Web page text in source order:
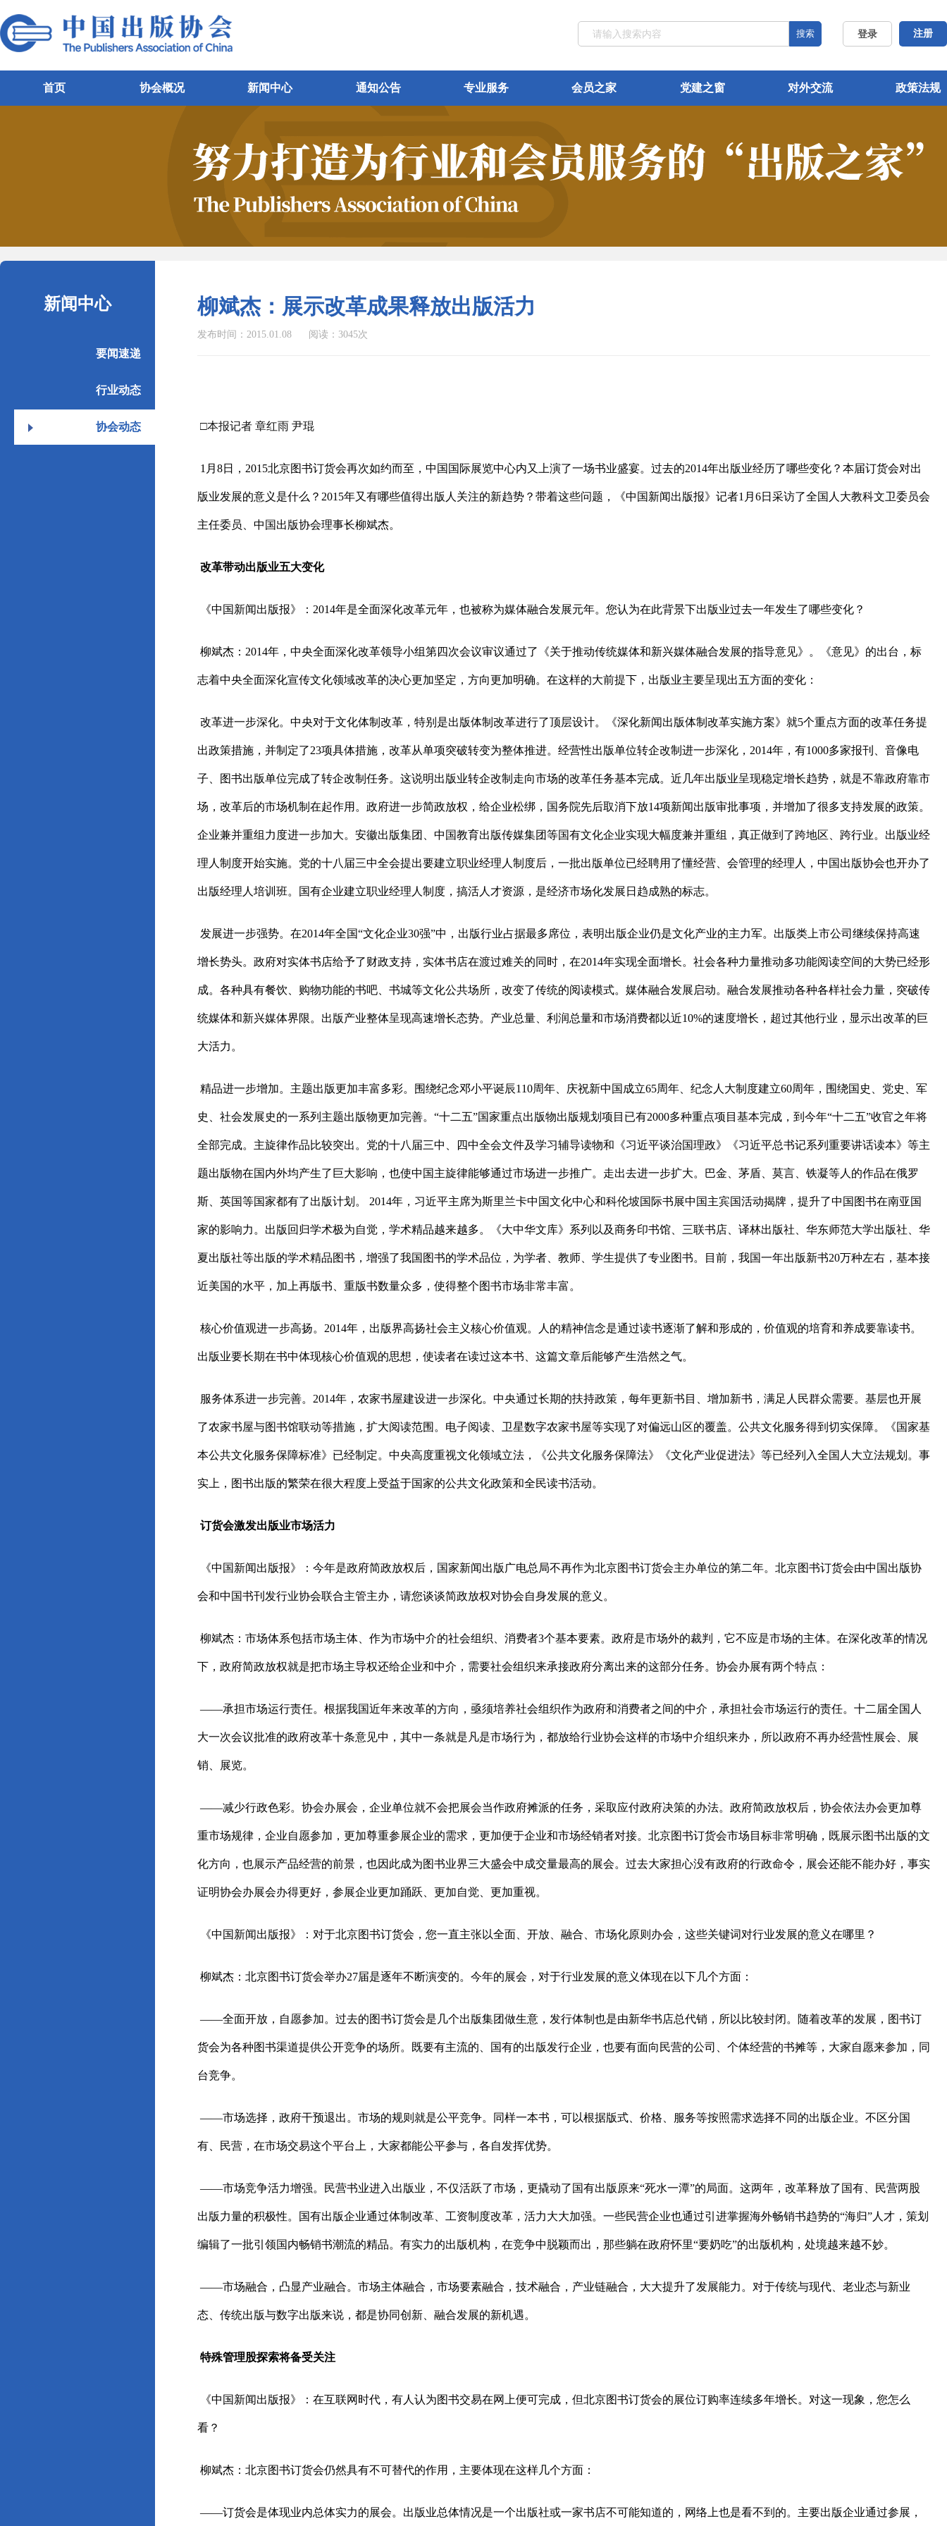
登录 注册
搜索
首页 协会概况 新闻中心 通知公告 专业服务 会员之家 党建之窗 对外交流 政策法规
新闻中心
要闻速递
行业动态
协会动态
柳斌杰：展示改革成果释放出版活力
发布时间：2015.01.08 阅读：3045次
□本报记者 章红雨 尹琨
1月8日，2015北京图书订货会再次如约而至，中国国际展览中心内又上演了一场书业盛宴。过去的2014年出版业经历了哪些变化？本届订货会对出
版业发展的意义是什么？2015年又有哪些值得出版人关注的新趋势？带着这些问题，《中国新闻出版报》记者1月6日采访了全国人大教科文卫委员会
主任委员、中国出版协会理事长柳斌杰。
改革带动出版业五大变化
《中国新闻出版报》：2014年是全面深化改革元年，也被称为媒体融合发展元年。您认为在此背景下出版业过去一年发生了哪些变化？
柳斌杰：2014年，中央全面深化改革领导小组第四次会议审议通过了《关于推动传统媒体和新兴媒体融合发展的指导意见》。《意见》的出台，标
志着中央全面深化宣传文化领域改革的决心更加坚定，方向更加明确。在这样的大前提下，出版业主要呈现出五方面的变化：
改革进一步深化。中央对于文化体制改革，特别是出版体制改革进行了顶层设计。《深化新闻出版体制改革实施方案》就5个重点方面的改革任务提
出政策措施，并制定了23项具体措施，改革从单项突破转变为整体推进。经营性出版单位转企改制进一步深化，2014年，有1000多家报刊、音像电
子、图书出版单位完成了转企改制任务。这说明出版业转企改制走向市场的改革任务基本完成。近几年出版业呈现稳定增长趋势，就是不靠政府靠市
场，改革后的市场机制在起作用。政府进一步简政放权，给企业松绑，国务院先后取消下放14项新闻出版审批事项，并增加了很多支持发展的政策。
企业兼并重组力度进一步加大。安徽出版集团、中国教育出版传媒集团等国有文化企业实现大幅度兼并重组，真正做到了跨地区、跨行业。出版业经
理人制度开始实施。党的十八届三中全会提出要建立职业经理人制度后，一批出版单位已经聘用了懂经营、会管理的经理人，中国出版协会也开办了
出版经理人培训班。国有企业建立职业经理人制度，搞活人才资源，是经济市场化发展日趋成熟的标志。
发展进一步强势。在2014年全国“文化企业30强”中，出版行业占据最多席位，表明出版企业仍是文化产业的主力军。出版类上市公司继续保持高速
增长势头。政府对实体书店给予了财政支持，实体书店在渡过难关的同时，在2014年实现全面增长。社会各种力量推动多功能阅读空间的大势已经形
成。各种具有餐饮、购物功能的书吧、书城等文化公共场所，改变了传统的阅读模式。媒体融合发展启动。融合发展推动各种各样社会力量，突破传
统媒体和新兴媒体界限。出版产业整体呈现高速增长态势。产业总量、利润总量和市场消费都以近10%的速度增长，超过其他行业，显示出改革的巨
大活力。
精品进一步增加。主题出版更加丰富多彩。围绕纪念邓小平诞辰110周年、庆祝新中国成立65周年、纪念人大制度建立60周年，围绕国史、党史、军
史、社会发展史的一系列主题出版物更加完善。“十二五”国家重点出版物出版规划项目已有2000多种重点项目基本完成，到今年“十二五”收官之年将
全部完成。主旋律作品比较突出。党的十八届三中、四中全会文件及学习辅导读物和《习近平谈治国理政》《习近平总书记系列重要讲话读本》等主
题出版物在国内外均产生了巨大影响，也使中国主旋律能够通过市场进一步推广。走出去进一步扩大。巴金、茅盾、莫言、铁凝等人的作品在俄罗
斯、英国等国家都有了出版计划。 2014年，习近平主席为斯里兰卡中国文化中心和科伦坡国际书展中国主宾国活动揭牌，提升了中国图书在南亚国
家的影响力。出版回归学术极为自觉，学术精品越来越多。《大中华文库》系列以及商务印书馆、三联书店、译林出版社、华东师范大学出版社、华
夏出版社等出版的学术精品图书，增强了我国图书的学术品位，为学者、教师、学生提供了专业图书。目前，我国一年出版新书20万种左右，基本接
近美国的水平，加上再版书、重版书数量众多，使得整个图书市场非常丰富。
核心价值观进一步高扬。2014年，出版界高扬社会主义核心价值观。人的精神信念是通过读书逐渐了解和形成的，价值观的培育和养成要靠读书。
出版业要长期在书中体现核心价值观的思想，使读者在读过这本书、这篇文章后能够产生浩然之气。
服务体系进一步完善。2014年，农家书屋建设进一步深化。中央通过长期的扶持政策，每年更新书目、增加新书，满足人民群众需要。基层也开展
了农家书屋与图书馆联动等措施，扩大阅读范围。电子阅读、卫星数字农家书屋等实现了对偏远山区的覆盖。公共文化服务得到切实保障。《国家基
本公共文化服务保障标准》已经制定。中央高度重视文化领域立法，《公共文化服务保障法》《文化产业促进法》等已经列入全国人大立法规划。事
实上，图书出版的繁荣在很大程度上受益于国家的公共文化政策和全民读书活动。
订货会激发出版业市场活力
《中国新闻出版报》：今年是政府简政放权后，国家新闻出版广电总局不再作为北京图书订货会主办单位的第二年。北京图书订货会由中国出版协
会和中国书刊发行业协会联合主管主办，请您谈谈简政放权对协会自身发展的意义。
柳斌杰：市场体系包括市场主体、作为市场中介的社会组织、消费者3个基本要素。政府是市场外的裁判，它不应是市场的主体。在深化改革的情况
下，政府简政放权就是把市场主导权还给企业和中介，需要社会组织来承接政府分离出来的这部分任务。协会办展有两个特点：
——承担市场运行责任。根据我国近年来改革的方向，亟须培养社会组织作为政府和消费者之间的中介，承担社会市场运行的责任。十二届全国人
大一次会议批准的政府改革十条意见中，其中一条就是凡是市场行为，都放给行业协会这样的市场中介组织来办，所以政府不再办经营性展会、展
销、展览。
——减少行政色彩。协会办展会，企业单位就不会把展会当作政府摊派的任务，采取应付政府决策的办法。政府简政放权后，协会依法办会更加尊
重市场规律，企业自愿参加，更加尊重参展企业的需求，更加便于企业和市场经销者对接。北京图书订货会市场目标非常明确，既展示图书出版的文
化方向，也展示产品经营的前景，也因此成为图书业界三大盛会中成交量最高的展会。过去大家担心没有政府的行政命令，展会还能不能办好，事实
证明协会办展会办得更好，参展企业更加踊跃、更加自觉、更加重视。
《中国新闻出版报》：对于北京图书订货会，您一直主张以全面、开放、融合、市场化原则办会，这些关键词对行业发展的意义在哪里？
柳斌杰：北京图书订货会举办27届是逐年不断演变的。今年的展会，对于行业发展的意义体现在以下几个方面：
——全面开放，自愿参加。过去的图书订货会是几个出版集团做生意，发行体制也是由新华书店总代销，所以比较封闭。随着改革的发展，图书订
货会为各种图书渠道提供公开竞争的场所。既要有主流的、国有的出版发行企业，也要有面向民营的公司、个体经营的书摊等，大家自愿来参加，同
台竞争。
——市场选择，政府干预退出。市场的规则就是公平竞争。同样一本书，可以根据版式、价格、服务等按照需求选择不同的出版企业。不区分国
有、民营，在市场交易这个平台上，大家都能公平参与，各自发挥优势。
——市场竞争活力增强。民营书业进入出版业，不仅活跃了市场，更撬动了国有出版原来“死水一潭”的局面。这两年，改革释放了国有、民营两股
出版力量的积极性。国有出版企业通过体制改革、工资制度改革，活力大大加强。一些民营企业也通过引进掌握海外畅销书趋势的“海归”人才，策划
编辑了一批引领国内畅销书潮流的精品。有实力的出版机构，在竞争中脱颖而出，那些躺在政府怀里“要奶吃”的出版机构，处境越来越不妙。
——市场融合，凸显产业融合。市场主体融合，市场要素融合，技术融合，产业链融合，大大提升了发展能力。对于传统与现代、老业态与新业
态、传统出版与数字出版来说，都是协同创新、融合发展的新机遇。
特殊管理股探索将备受关注
《中国新闻出版报》：在互联网时代，有人认为图书交易在网上便可完成，但北京图书订货会的展位订购率连续多年增长。对这一现象，您怎么
看？
柳斌杰：北京图书订货会仍然具有不可替代的作用，主要体现在这样几个方面：
——订货会是体现业内总体实力的展会。出版业总体情况是一个出版社或一家书店不可能知道的，网络上也是看不到的。主要出版企业通过参展，